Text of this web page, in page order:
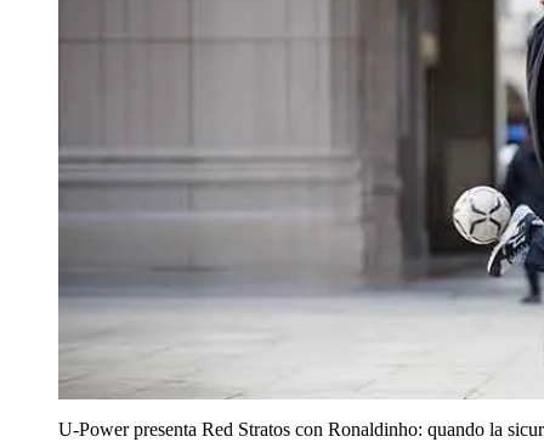
U‑Power presenta Red Stratos con Ronaldinho: quando la